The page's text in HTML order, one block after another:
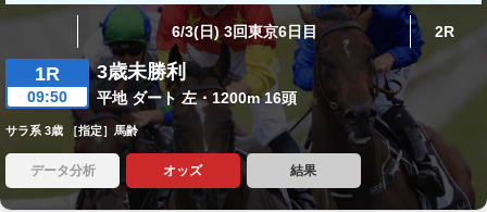
6/3(日) 3回東京6日目 2R
1R
09:50
3歳未勝利
平地 ダート 左・1200m 16頭
サラ系 3歳 ［指定］馬齢
データ分析 オッズ 結果